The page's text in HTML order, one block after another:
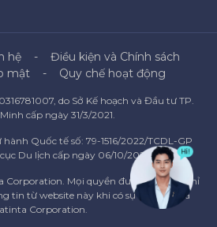
hệ
Điều kiện và Chính sách
mật
Quy chế hoạt động
do Sở Kế hoạch và Đầu tư TP.
cấp ngày 31/3/2021.
Quốc tế số: 79-1516/2022/TCDL-GP
Du lịch cấp ngày 06/10/2022.
Corporation. Mọi quyền được bảo lưu. Chỉ
tin từ website này khi có sự đồng ý của
Corporation.